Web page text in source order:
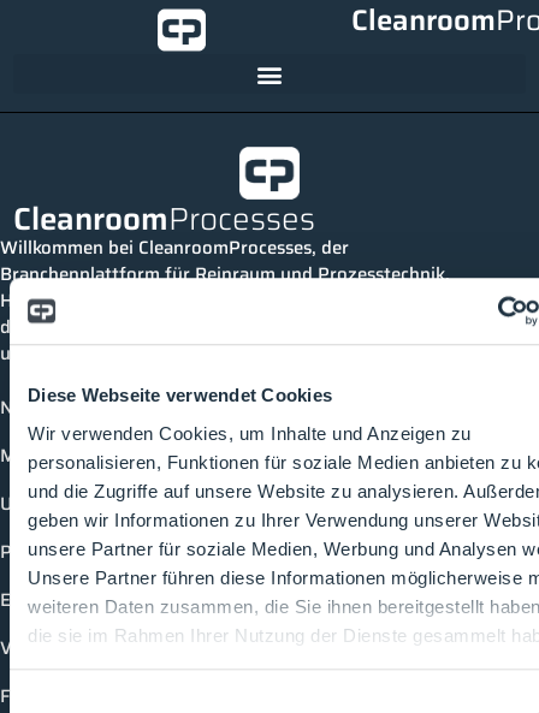
Diese Webseite verwendet Cookies
Wir verwenden Cookies, um Inhalte und Anzeigen zu
personalisieren, Funktionen für soziale Medien anbieten zu
und die Zugriffe auf unsere Website zu analysieren.
geben wir Informationen zu Ihrer Verwendung unserer
unsere Partner für soziale Medien, Werbung und Analysen
Unsere Partner führen diese Informationen möglicherweise
weiteren Daten zusammen, die Sie ihnen bereitgestellt
die sie im Rahmen Ihrer Nutzung der Dienste gesammelt
Einwilligungsauswahl
Cleanroom
CleanroomProcesses
Willkommen bei CleanroomProcesses, der
Branchenplattform für Reinraum und Prozesstechnik.
Hier bleibst du immer auf dem neuesten Stand, kannst
dich mit anderen verknüpfen und alle relevanten Themen
und Events der Branche entdecken.
News
Mediathek
Unternehmen
Produkte
Events
Vorträge
Future-Faces